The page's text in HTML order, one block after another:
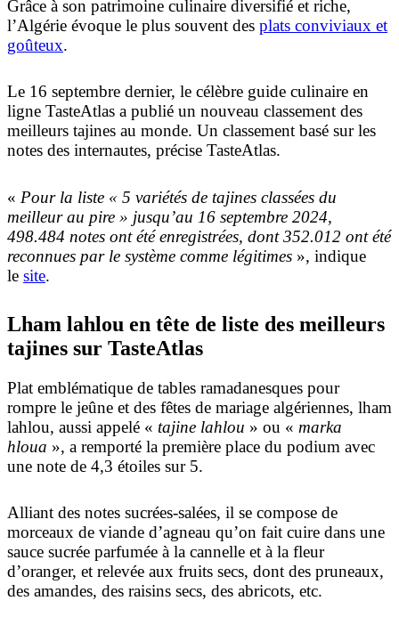
Grâce à son patrimoine culinaire diversifié et riche,
l’Algérie évoque le plus souvent des plats conviviaux et
goûteux.
Le 16 septembre dernier, le célèbre guide culinaire en
ligne TasteAtlas a publié un nouveau classement des
meilleurs tajines au monde. Un classement basé sur les
notes des internautes, précise TasteAtlas.
« Pour la liste « 5 variétés de tajines classées du
meilleur au pire » jusqu’au 16 septembre 2024,
498.484 notes ont été enregistrées, dont 352.012 ont été
reconnues par le système comme légitimes », indique
le site.
Lham lahlou en tête de liste des meilleurs
tajines sur TasteAtlas
Plat emblématique de tables ramadanesques pour
rompre le jeûne et des fêtes de mariage algériennes, lham
lahlou, aussi appelé « tajine lahlou » ou « marka
hloua », a remporté la première place du podium avec
une note de 4,3 étoiles sur 5.
Alliant des notes sucrées-salées, il se compose de
morceaux de viande d’agneau qu’on fait cuire dans une
sauce sucrée parfumée à la cannelle et à la fleur
d’oranger, et relevée aux fruits secs, dont des pruneaux,
des amandes, des raisins secs, des abricots, etc.